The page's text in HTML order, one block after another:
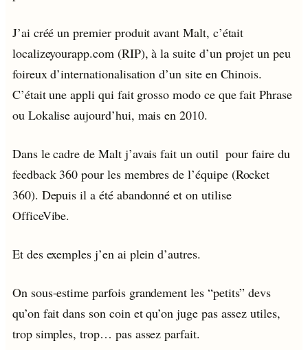
J’ai créé un premier produit avant Malt, c’était
localizeyourapp.com (RIP), à la suite d’un projet un peu
foireux d’internationalisation d’un site en Chinois.
C’était une appli qui fait grosso modo ce que fait Phrase
ou Lokalise aujourd’hui, mais en 2010.
Dans le cadre de Malt j’avais fait un outil pour faire du
feedback 360 pour les membres de l’équipe (Rocket
360). Depuis il a été abandonné et on utilise
OfficeVibe.
Et des exemples j’en ai plein d’autres.
On sous-estime parfois grandement les “petits” devs
qu’on fait dans son coin et qu’on juge pas assez utiles,
trop simples, trop… pas assez parfait.